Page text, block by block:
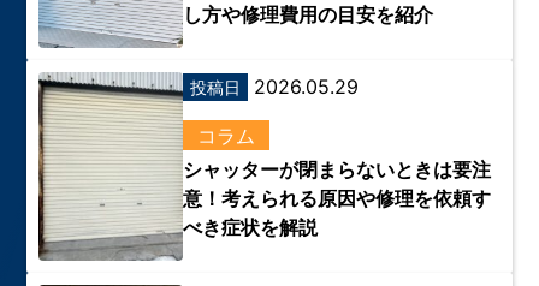
し方や修理費用の目安を紹介
投稿日 2026.05.29
コラム
シャッターが閉まらないときは要注
意！考えられる原因や修理を依頼す
べき症状を解説